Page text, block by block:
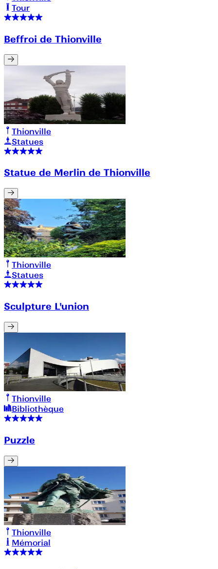
Tour
Beffroi de Thionville
Thionville
Statues
Statue de Merlin de Thionville
Thionville
Statues
Sculpture L'union
Thionville
Bibliothèque
Puzzle
Thionville
Mémorial